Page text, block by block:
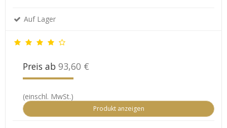
Auf Lager
Preis ab 93,60 €
(einschl. MwSt.)
Produkt anzeigen